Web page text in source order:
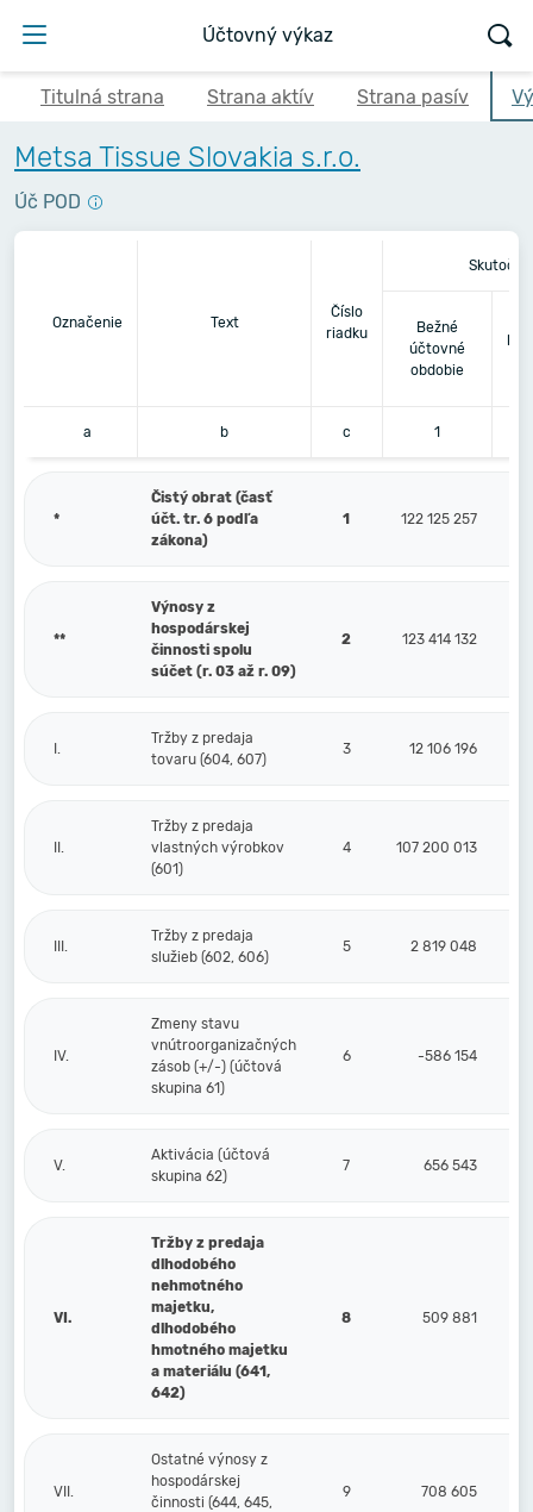
Účtovný výkaz
Titulná strana Strana aktív Strana pasív
Metsa Tissue Slovakia s.r.o.
Úč POD
Označenie Text
Číslo
riadku
Bežné
účtovné
obdobie
a b c 1
*
Čistý obrat (časť
účt. tr. 6 podľa
zákona)
1 122 125 257
**
Výnosy z
hospodárskej
činnosti spolu
súčet (r. 03 až r. 09)
2 123 414 132
I.
Tržby z predaja
tovaru (604, 607)
3 12 106 196
II.
Tržby z predaja
vlastných výrobkov
(601)
4 107 200 013
III.
Tržby z predaja
služieb (602, 606)
5 2 819 048
IV.
Zmeny stavu
vnútroorganizačných
zásob (+/-) (účtová
skupina 61)
6 -586 154
V.
Aktivácia (účtová
skupina 62)
7 656 543
VI.
Tržby z predaja
dlhodobého
nehmotného
majetku,
dlhodobého
hmotného majetku
a materiálu (641,
642)
8 509 881
VII.
Ostatné výnosy z
hospodárskej
činnosti (644, 645,
9 708 605